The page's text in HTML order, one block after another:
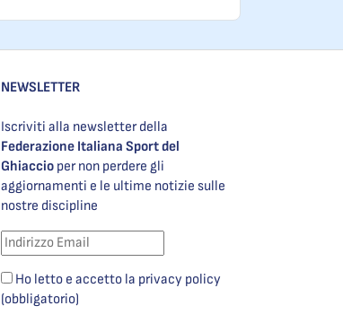
NEWSLETTER
Iscriviti alla newsletter della
Federazione Italiana Sport del
Ghiaccio per non perdere gli
aggiornamenti e le ultime notizie sulle
nostre discipline
Ho letto e accetto la privacy policy
(obbligatorio)